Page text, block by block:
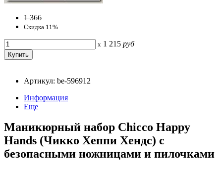
1 366
Скидка 11%
x 1 215 руб
Артикул: be-596912
Информация
Еще
Маникюрный набор Chicco Happy
Hands (Чикко Хеппи Хендс) с
безопасными ножницами и пилочками